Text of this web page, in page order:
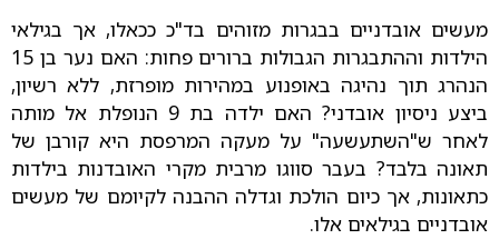
מעשים אובדניים בבגרות מזוהים בד"כ ככאלו, אך בגילאי
הילדות וההתבגרות הגבולות ברורים פחות: האם נער בן 15
הנהרג תוך נהיגה באופנוע במהירות מופרזת, ללא רשיון,
ביצע ניסיון אובדני? האם ילדה בת 9 הנופלת אל מותה
לאחר ש"השתעשעה" על מעקה המרפסת היא קורבן של
תאונה בלבד? בעבר סווגו מרבית מקרי האובדנות בילדות
כתאונות, אך כיום הולכת וגדלה ההבנה לקיומם של מעשים
אובדניים בגילאים אלו.